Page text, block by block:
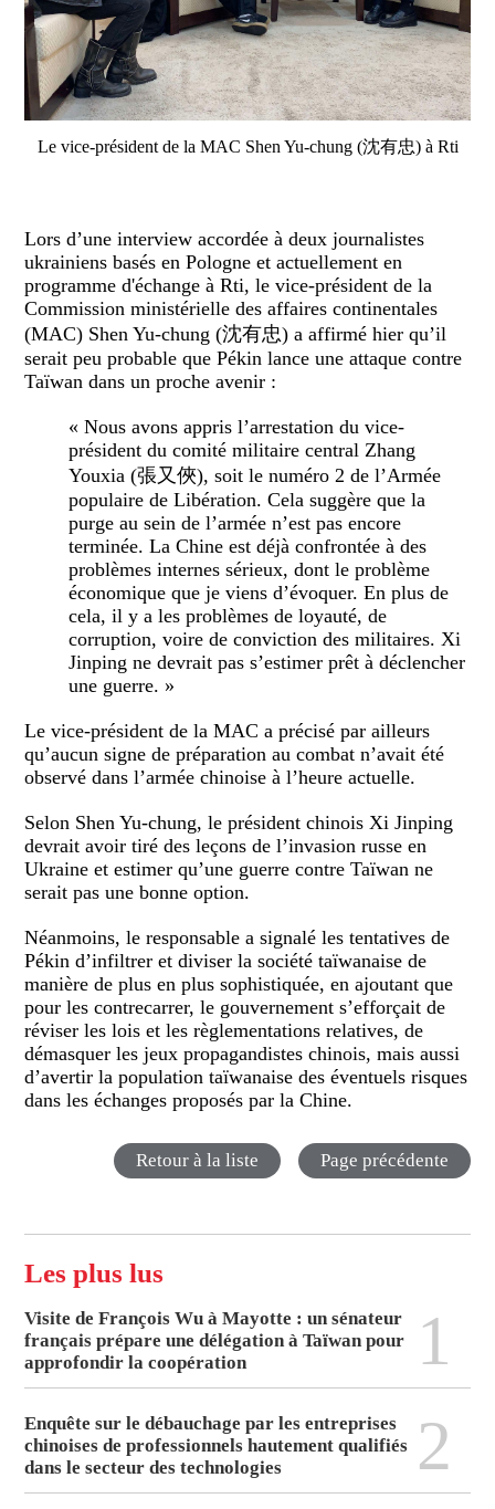
Le vice-président de la MAC Shen Yu-chung (沈有忠) à Rti
Lors d’une interview accordée à deux journalistes
ukrainiens basés en Pologne et actuellement en
programme d'échange à Rti, le vice-président de la
Commission ministérielle des affaires continentales
(MAC) Shen Yu-chung (沈有忠) a affirmé hier qu’il
serait peu probable que Pékin lance une attaque contre
Taïwan dans un proche avenir :
«Nous avons appris l’arrestation du vice-
président du comité militaire central Zhang
Youxia (張又俠), soit le numéro 2 de l’Armée
populaire de Libération. Cela suggère que la
purge au sein de l’armée n’est pas encore
terminée. La Chine est déjà confrontée à des
problèmes internes sérieux, dont le problème
économique que je viens d’évoquer. En plus de
cela, il y a les problèmes de loyauté, de
corruption, voire de conviction des militaires. Xi
Jinping ne devrait pas s’estimer prêt à déclencher
une guerre. »
Le vice-président de la MAC a précisé par ailleurs
qu’aucun signe de préparation au combat n’avait été
observé dans l’armée chinoise à l’heure actuelle.
Selon Shen Yu-chung, le président chinois Xi Jinping
devrait avoir tiré des leçons de l’invasion russe en
Ukraine et estimer qu’une guerre contre Taïwan ne
serait pas une bonne option.
Néanmoins, le responsable a signalé les tentatives de
Pékin d’infiltrer et diviser la société taïwanaise de
manière de plus en plus sophistiquée, en ajoutant que
pour les contrecarrer, le gouvernement s’efforçait de
réviser les lois et les règlementations relatives, de
démasquer les jeux propagandistes chinois, mais aussi
d’avertir la population taïwanaise des éventuels risques
dans les échanges proposés par la Chine.
Retour à la liste Page précédente
Les plus lus
Visite de François Wu à Mayotte : un sénateur
français prépare une délégation à Taïwan pour
approfondir la coopération
1
Enquête sur le débauchage par les entreprises
chinoises de professionnels hautement qualifiés
dans le secteur des technologies
2